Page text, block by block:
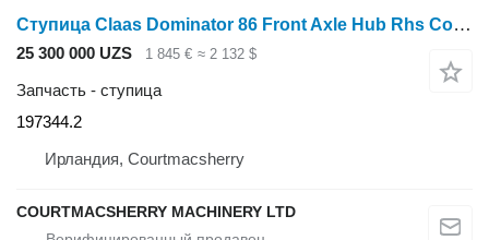
Ступица Claas Dominator 86 Front Axle Hub Rhs Complete 197344.2 для зерноуборочного комбайна Claas Dominator 86
25 300 000 UZS 1 845 € ≈ 2 132 $
Запчасть - ступица
197344.2
Ирландия, Courtmacsherry
COURTMACSHERRY MACHINERY LTD